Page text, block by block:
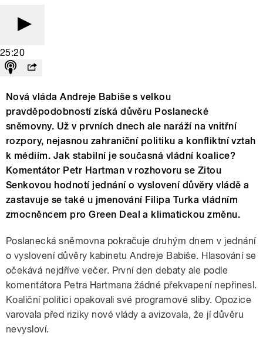
25:20
Nová vláda Andreje Babiše s velkou
pravděpodobností získá důvěru Poslanecké
sněmovny. Už v prvních dnech ale naráží na vnitřní
rozpory, nejasnou zahraniční politiku a konfliktní vztah
k médiím. Jak stabilní je současná vládní koalice?
Komentátor Petr Hartman v rozhovoru se Zitou
Senkovou hodnotí jednání o vyslovení důvěry vládě a
zastavuje se také u jmenování Filipa Turka vládním
zmocněncem pro Green Deal a klimatickou změnu.
Poslanecká sněmovna pokračuje druhým dnem v jednání
o vyslovení důvěry kabinetu Andreje Babiše. Hlasování se
očekává nejdříve večer. První den debaty ale podle
komentátora Petra Hartmana žádné překvapení nepřinesl.
Koaliční politici opakovali své programové sliby. Opozice
varovala před riziky nové vlády a avizovala, že jí důvěru
nevysloví.